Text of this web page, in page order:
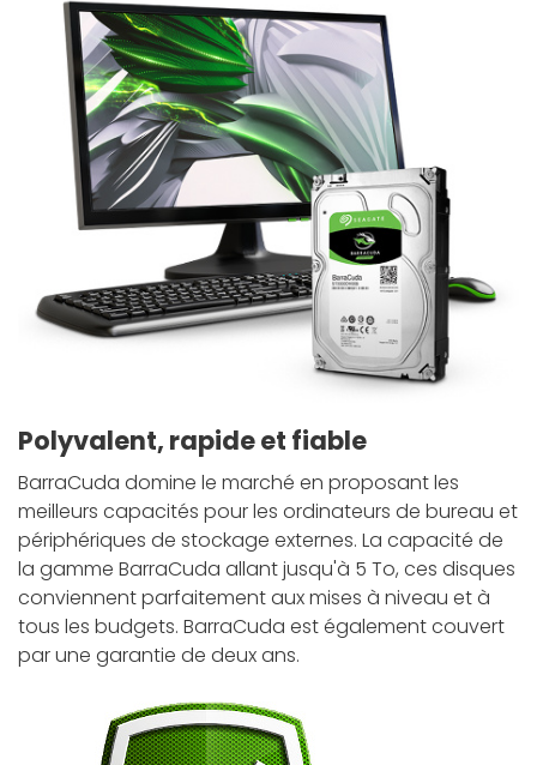
Polyvalent, rapide et fiable
BarraCuda domine le marché en proposant les
meilleurs capacités pour les ordinateurs de bureau et
périphériques de stockage externes. La capacité de
la gamme BarraCuda allant jusqu'à 5 To, ces disques
conviennent parfaitement aux mises à niveau et à
tous les budgets. BarraCuda est également couvert
par une garantie de deux ans.